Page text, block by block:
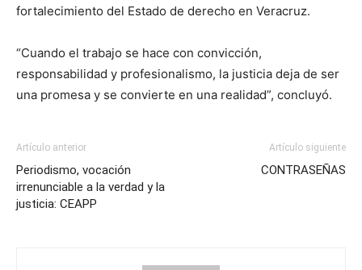
fortalecimiento del Estado de derecho en Veracruz.
“Cuando el trabajo se hace con convicción,
responsabilidad y profesionalismo, la justicia deja de ser
una promesa y se convierte en una realidad”, concluyó.
Artículo anterior
Periodismo, vocación
irrenunciable a la verdad y la
justicia: CEAPP
Artículo siguiente
CONTRASEÑAS